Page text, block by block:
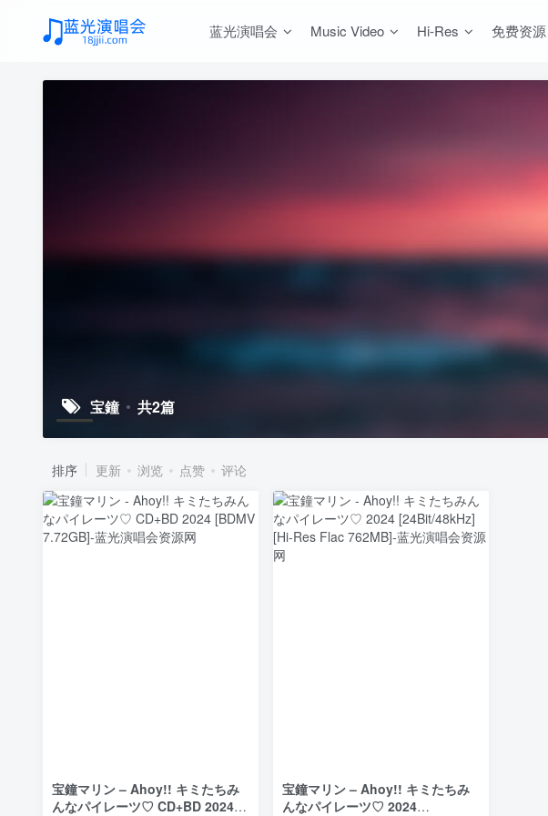
蓝光演唱会 Music Video Hi-Res 免费资源
宝鐘 共2篇
排序 更新 浏览 点赞 评论
宝鐘マリン – Ahoy!! キミたちみ
んなパイレーツ♡ CD+BD 2024
宝鐘マリン – Ahoy!! キミたちみ
んなパイレーツ♡ 2024